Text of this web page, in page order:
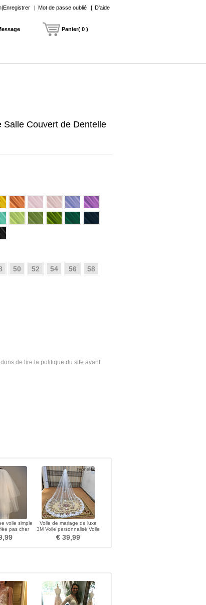
| Mot de passe oublié | D'aide
Panier( 0 )
Salle Couvert de Dentelle
50 52 54 56
58
de lire la politique du site avant
voile simple
pas cher
Voile de mariage de luxe
3M Voile personnalisé Voile
de bord de dentelle Long
Tulle Personnalisation
€ 39,99